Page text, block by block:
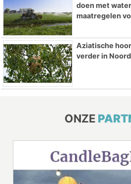
doen met
maatregelen
Aziatische
verder in
ONZE